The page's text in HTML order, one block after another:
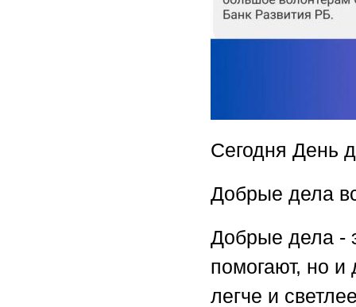
Сегодня День
Добрые дела
Добрые дела -
помогают, но и
легче и